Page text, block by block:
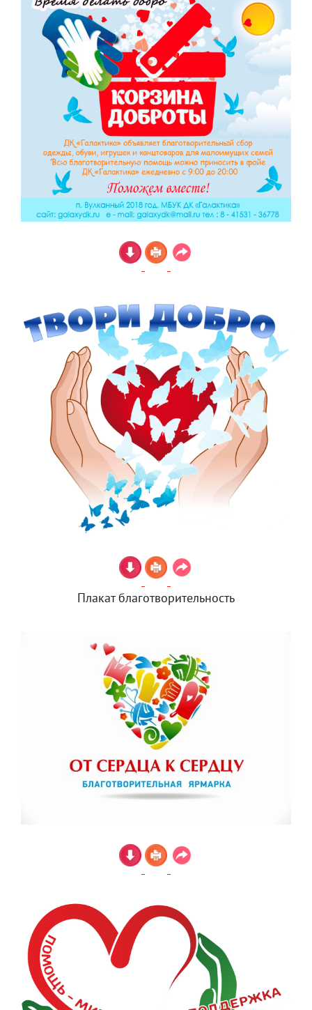
Плакат благотворительность